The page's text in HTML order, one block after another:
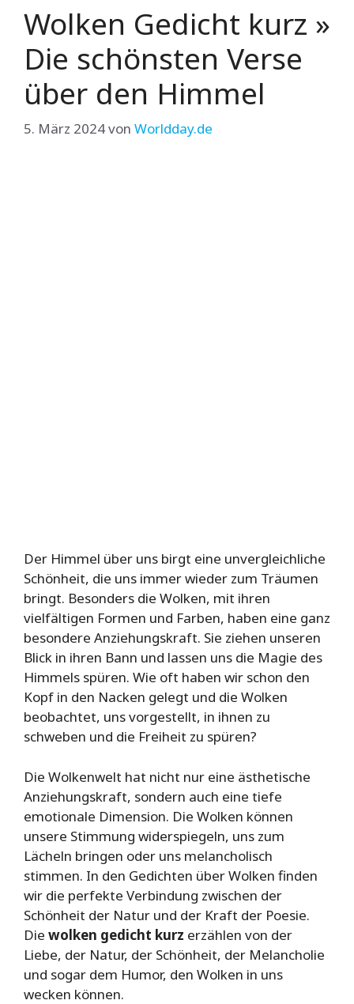
Wolken Gedicht kurz »
Die schönsten Verse
über den Himmel
5. März 2024von Worldday.de
Der Himmel über uns birgt eine unvergleichliche
Schönheit, die uns immer wieder zum Träumen
bringt. Besonders die Wolken, mit ihren
vielfältigen Formen und Farben, haben eine ganz
besondere Anziehungskraft. Sie ziehen unseren
Blick in ihren Bann und lassen uns die Magie des
Himmels spüren. Wie oft haben wir schon den
Kopf in den Nacken gelegt und die Wolken
beobachtet, uns vorgestellt, in ihnen zu
schweben und die Freiheit zu spüren?
Die Wolkenwelt hat nicht nur eine ästhetische
Anziehungskraft, sondern auch eine tiefe
emotionale Dimension. Die Wolken können
unsere Stimmung widerspiegeln, uns zum
Lächeln bringen oder uns melancholisch
stimmen. In den Gedichten über Wolken finden
wir die perfekte Verbindung zwischen der
Schönheit der Natur und der Kraft der Poesie.
Die wolken gedicht kurz erzählen von der
Liebe, der Natur, der Schönheit, der Melancholie
und sogar dem Humor, den Wolken in uns
wecken können.